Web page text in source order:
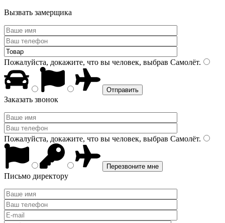
Вызвать замерщика
Пожалуйста, докажите, что вы человек, выбрав Самолёт.
Заказать звонок
Пожалуйста, докажите, что вы человек, выбрав Самолёт.
Письмо директору